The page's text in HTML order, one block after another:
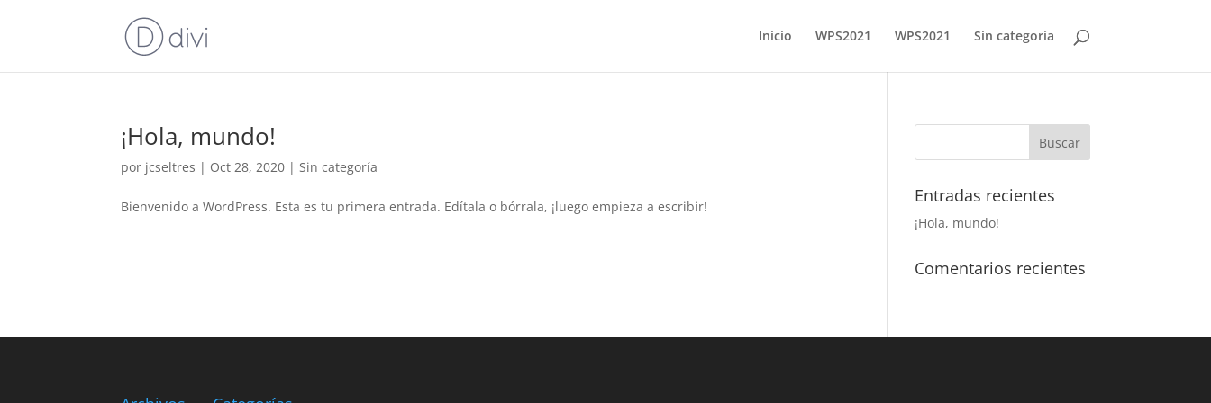
Inicio WPS2021 WPS2021 Sin categoría
¡Hola, mundo!
por jcseltres | Oct 28, 2020 |Sin categoría
Bienvenido a WordPress. Esta es tu primera entrada. Edítala o bórrala, ¡luego empieza a escribir!
Entradas recientes
¡Hola, mundo!
Comentarios recientes